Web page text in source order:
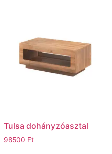
Tulsa dohányzóasztal
98500 Ft